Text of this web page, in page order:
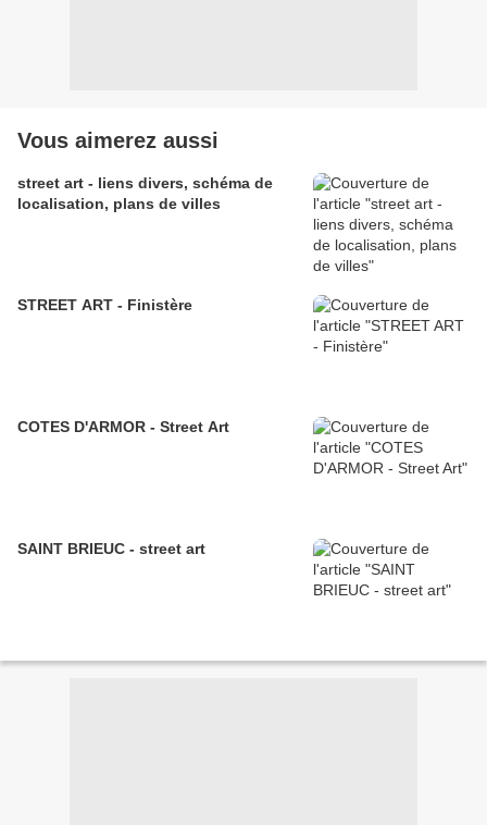
Vous aimerez aussi
street art - liens divers, schéma de
localisation, plans de villes
STREET ART - Finistère
COTES D'ARMOR - Street Art
SAINT BRIEUC - street art